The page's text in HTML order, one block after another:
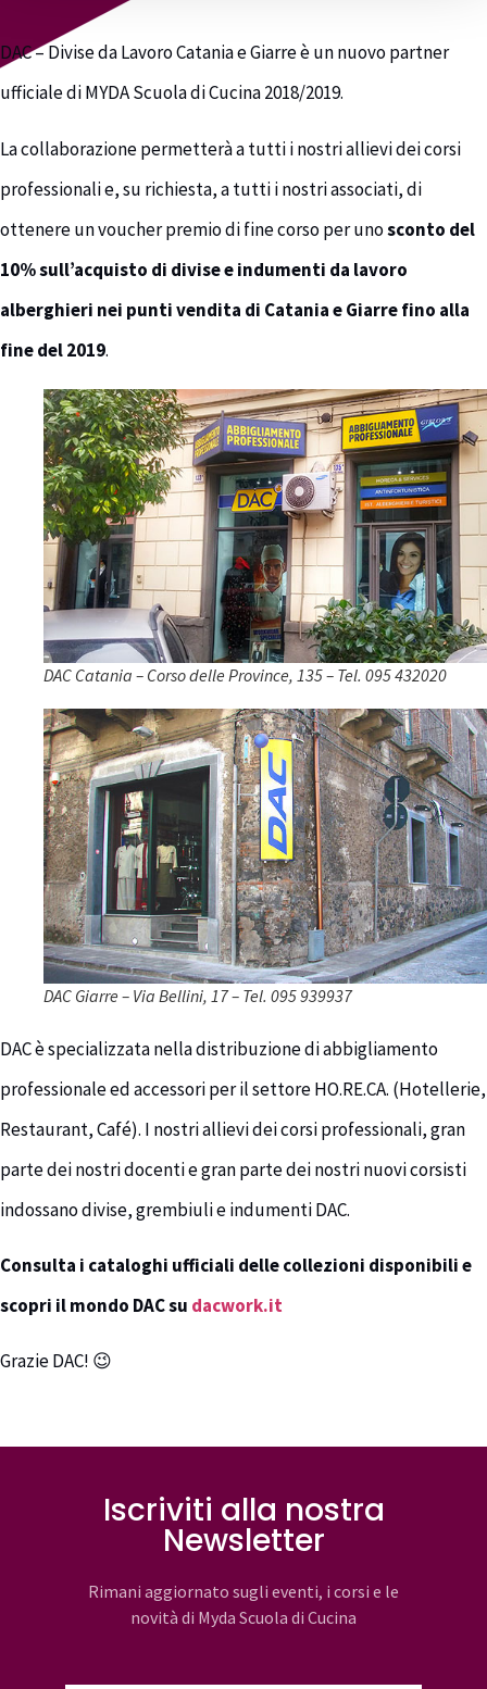
DAC – Divise da Lavoro Catania e Giarre è un nuovo partner
ufficiale di MYDA Scuola di Cucina 2018/2019.
La collaborazione permetterà a tutti i nostri allievi dei corsi
professionali e, su richiesta, a tutti i nostri associati, di
ottenere un voucher premio di fine corso per unosconto del
10% sull’acquisto di divise e indumenti da lavoro
alberghieri nei punti vendita di Catania e Giarre fino alla
fine del 2019.
DAC Catania – Corso delle Province, 135 – Tel. 095 432020
DAC Giarre – Via Bellini, 17 – Tel. 095 939937
DAC è specializzata nella distribuzione di abbigliamento
professionale ed accessori per il settore HO.RE.CA. (Hotellerie,
Restaurant, Café). I nostri allievi dei corsi professionali, gran
parte dei nostri docenti e gran parte dei nostri nuovi corsisti
indossano divise, grembiuli e indumenti DAC.
Consulta i cataloghi ufficiali delle collezioni disponibili e
scopri il mondo DAC su dacwork.it
Grazie DAC! 😉
Iscriviti alla nostra
Newsletter
Rimani aggiornato sugli eventi, i corsi e le
novità di Myda Scuola di Cucina